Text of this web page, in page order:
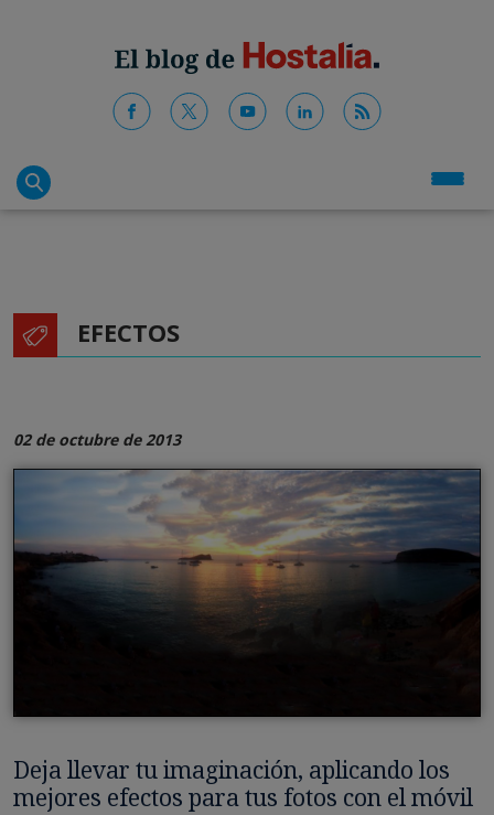
EFECTOS
02 de octubre de 2013
Deja llevar tu imaginación, aplicando los
mejores efectos para tus fotos con el móvil